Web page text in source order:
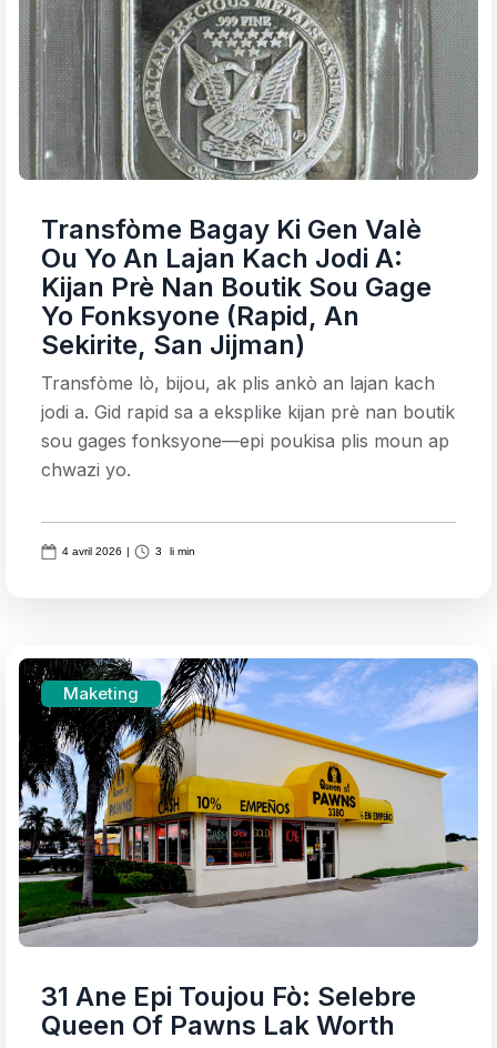
Transfòme Bagay Ki Gen Valè
Ou Yo An Lajan Kach Jodi A:
Kijan Prè Nan Boutik Sou Gage
Yo Fonksyone (Rapid, An
Sekirite, San Jijman)
Transfòme lò, bijou, ak plis ankò an lajan kach
jodi a. Gid rapid sa a eksplike kijan prè nan boutik
sou gages fonksyone—epi poukisa plis moun ap
chwazi yo.
4 avril 2026 | 3 li min
Maketing
31 Ane Epi Toujou Fò: Selebre
Queen Of Pawns Lak Worth